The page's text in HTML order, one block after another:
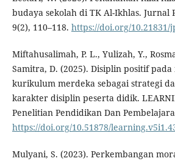
budaya sekolah di TK Al-Ikhlas. Jurnal
9(2), 110–118. https://doi.org/10.21831/
Miftahusalimah, P. L., Yulizah, Y.,
Samitra, D. (2025). Disiplin positif
kurikulum merdeka sebagai strategi
karakter disiplin peserta didik.
Penelitian Pendidikan Dan
https://doi.org/10.51878/
Mulyani, S. (2023). Perkembangan